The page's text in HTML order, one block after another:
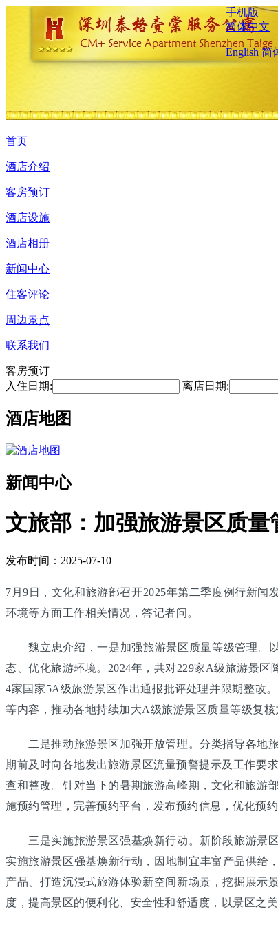
手机版
简体中文
English 简
首页
酒店介绍
客房预订
酒店设施
酒店相册
新闻中心
住客评论
周边景点
联系我们
客房预订
入住日期:
离店日期:
酒店地图
新闻中心
文旅部：加强旅游景区质
发布时间：2025-07-10
7月9日，文化和旅游部召开2025年第二季度例行新
环境等方面工作相关情况，答记者问。
魏立忠介绍，一是加强旅游景区质量等级管理。以
态、优化旅游环境。2024年，共对229家A级旅游景
4家国家5A级旅游景区作出通报批评处理并限期整改
等内容，推动各地持续加大A级旅游景区质量等级复核
二是推动旅游景区加强开放管理。分类指导各地旅
期前及时向各地发出旅游景区流量预警提示及工作要
查和整改。针对当下的暑期旅游高峰期，文化和旅游
施预约管理，完善预约平台，发布预约信息，优化预
三是实施旅游景区强基焕新行动。新阶段旅游景区
实施旅游景区强基焕新行动，因地制宜丰富产品供给
产品、打造沉浸式旅游体验新空间新场景，挖掘展示
度，提高景区的便利化、安全性和舒适度，以景区之